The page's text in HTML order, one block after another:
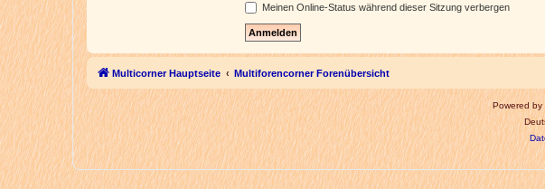
Meinen Online-Status während dieser Sitzung verbergen
Multicorner Hauptseite Multiforencorner Forenübersicht
Powered by